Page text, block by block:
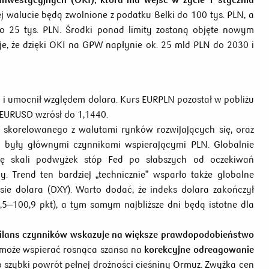
będą zwolnione z podatku Belki do 100 tys. PLN, a
25 tys. PLN. Środki ponad limity zostaną objęte nowym
że dzięki OKI na GPW napłynie ok. 25 mld PLN do 2030 i
względem dolara. Kurs EURPLN pozostał w pobliżu
wzrósł do 1,1440.
z walutami rynków rozwijających się, oraz
głównymi czynnikami wspierającymi PLN. Globalnie
skali podwyżek stóp Fed po słabszych od oczekiwań
ten bardziej „technicznie” wsparło także globalne
dolara (DXY). Warto dodać, że indeks dolara zakończył
pkt), a tym samym najbliższe dni będą istotne dla
czynników wskazuje na większe prawdopodobieństwo
wspierać rosnąca szansa na korekcyjne odreagowanie
powrót pełnej drożności cieśniny Ormuz. Zwyżka cen